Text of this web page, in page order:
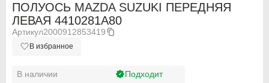
ПОЛУОСЬ MAZDA SUZUKI ПЕРЕДНЯЯ
ЛЕВАЯ 4410281A80
Артикул2000912853419
В избранное
В наличии
Подходит